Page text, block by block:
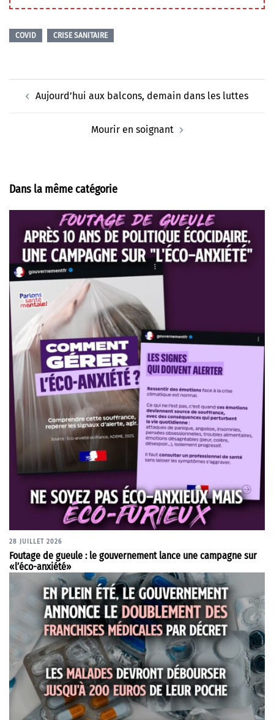
COVID CRISE SANITAIRE
d’articleAujourd’hui aux balcons, demain dans les luttes
Mourir en soignant
Dans la même catégorie
28 JUILLET 2026
Foutage de gueule : le gouvernement lance une campagne sur
«l’éco-anxiété»